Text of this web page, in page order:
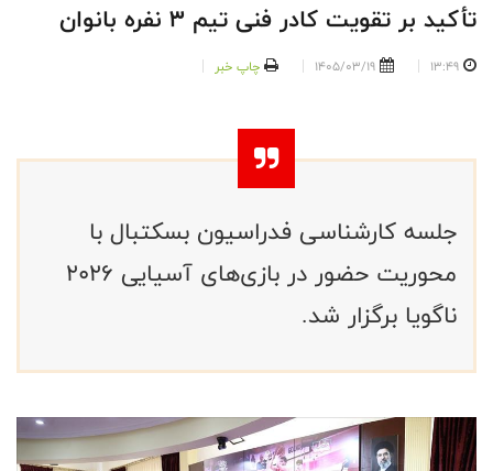
تأکید بر تقویت کادر فنی تیم 3 نفره بانوان
13:49
1405/03/19 چاپ خبر
جلسه کارشناسی فدراسیون بسکتبال با
محوریت حضور در بازی‌های آسیایی 2026
ناگویا برگزار شد.